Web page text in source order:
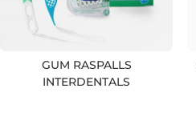
GUM RASPALLS
INTERDENTALS